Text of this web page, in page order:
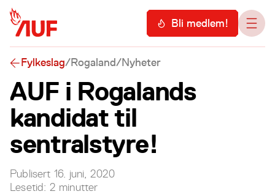
Hopp til hovedinnhold MenyBli medlem!
Fylkeslag/Rogaland/Nyheter
AUF i Rogalands
kandidat til
sentralstyre!
Publisert 16. juni, 2020
Lesetid: 2 minutter